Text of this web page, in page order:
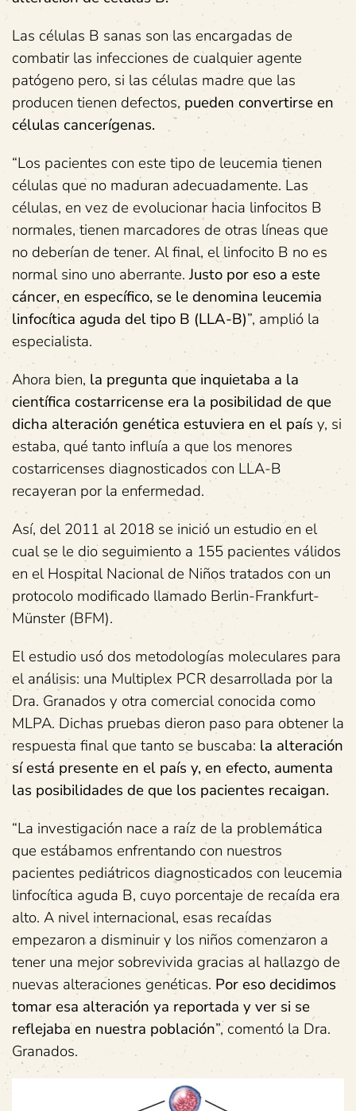
Las células B sanas son las encargadas de
combatir las infecciones de cualquier agente
patógeno pero, si las células madre que las
producen tienen defectos, pueden convertirse en
células cancerígenas.
“Los pacientes con este tipo de leucemia tienen
células que no maduran adecuadamente. Las
células, en vez de evolucionar hacia linfocitos B
normales, tienen marcadores de otras líneas que
no deberían de tener. Al final, el linfocito B no es
normal sino uno aberrante.Justo por eso a este
cáncer, en específico, se le denomina leucemia
linfocítica aguda del tipo B (LLA-B)”, amplió la
especialista.
Ahora bien, la pregunta que inquietaba a la
científica costarricense era la posibilidad de que
dicha alteración genética estuviera en el país y, si
estaba, qué tanto influía a que los menores
costarricenses diagnosticados con LLA-B
recayeran por la enfermedad.
Así, del 2011 al 2018 se inició un estudio en el
cual se le dio seguimiento a 155 pacientes válidos
en el Hospital Nacional de Niños tratados con un
protocolo modificado llamado Berlin-Frankfurt-
Münster (BFM).
El estudio usó dos metodologías moleculares para
el análisis: una Multiplex PCR desarrollada por la
Dra. Granados y otra comercial conocida como
MLPA. Dichas pruebas dieron paso para obtener la
respuesta final que tanto se buscaba: la alteración
sí está presente en el país y, en efecto, aumenta
las posibilidades de que los pacientes recaigan.
“La investigación nace a raíz de la problemática
que estábamos enfrentando con nuestros
pacientes pediátricos diagnosticados con leucemia
linfocítica aguda B, cuyo porcentaje de recaída era
alto. A nivel internacional, esas recaídas
empezaron a disminuir y los niños comenzaron a
tener una mejor sobrevivida gracias al hallazgo de
nuevas alteraciones genéticas. Por eso decidimos
tomar esa alteración ya reportada y ver si se
reflejaba en nuestra población”, comentó la Dra.
Granados.